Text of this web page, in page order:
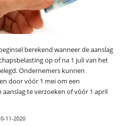
berekend wanneer de aanslag
op of na 1 juli van het
Ondernemers kunnen
door vóór 1 mei om een
te verzoeken of vóór 1 april
11-2020